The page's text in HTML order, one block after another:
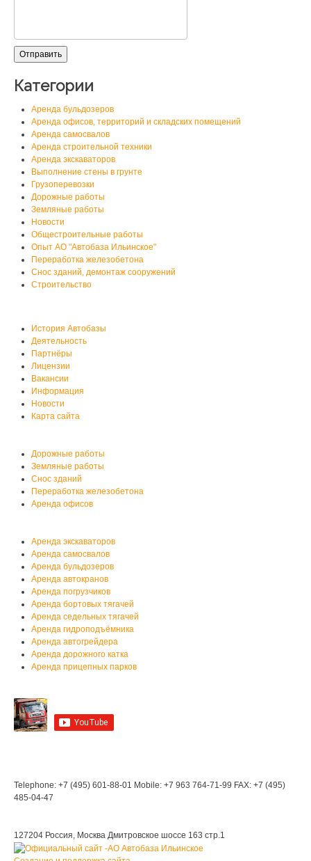
Категории
Аренда бульдозеров
Аренда офисов, территорий и складских помещений
Аренда самосвалов
Аренда строительной техники
Аренда экскаваторов
Выполнение стены в грунте
Грузоперевозки
Дорожные работы
Земляные работы
Новости
Общестроительные работы
Опыт АО "Автобаза Ильинское"
Переработка железобетона
Снос зданий, демонтаж сооружений
Строительство
История Автобазы
Деятельность
Партнёры
Лицензии
Вакансии
Информация
Новости
Карта сайта
Дорожные работы
Земляные работы
Снос зданий
Переработка железобетона
Аренда офисов
Аренда экскаваторов
Аренда самосвалов
Аренда бульдозеров
Аренда автокранов
Аренда погрузчиков
Аренда бортовых тягачей
Аренда седельных тягачей
Аренда гидроподъёмника
Аренда автогрейдера
Аренда дорожного катка
Аренда прицепных парков
Telephone: +7 (495) 601-88-01 Mobile: +7 963 764-71-99 FAX: +7 (495)
485-04-47
127204 Россия, Москва Дмитровское шоссе 163 стр.1